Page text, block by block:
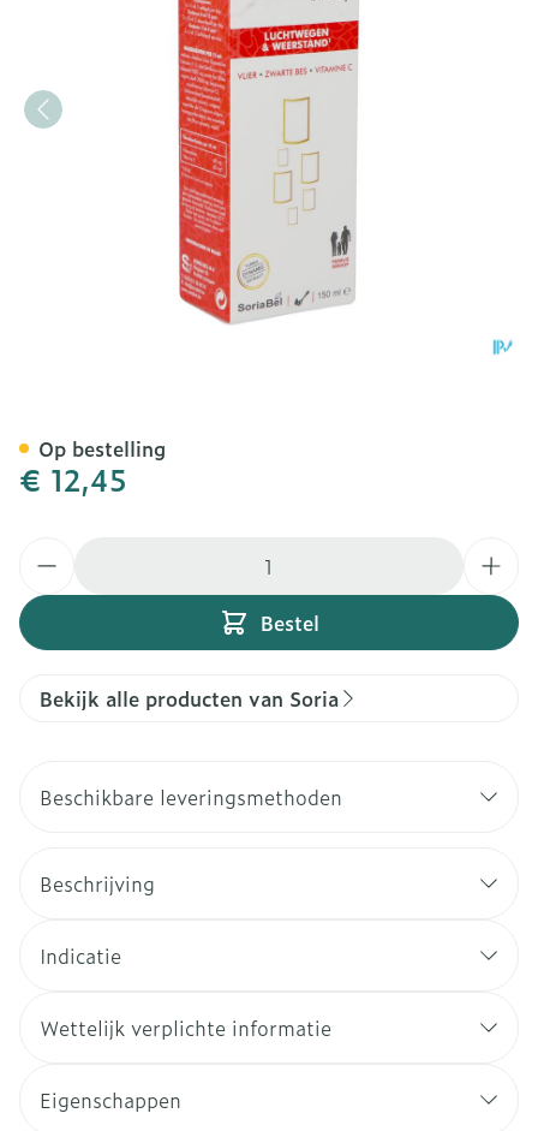
€ 12,45
Bestel
Op bestelling
Bekijk alle producten van Soria
Beschikbare leveringsmethoden
Beschrijving
Indicatie
Wettelijk verplichte informatie
Eigenschappen